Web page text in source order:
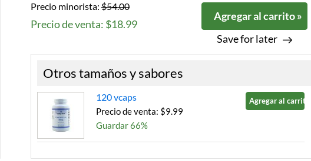
Precio minorista: $54.00
Precio de venta: $18.99
Agregar al carrito »
Save for later
Otros tamaños y sabores
120 vcaps
Precio de venta: $9.99
Guardar 66%
Agregar al carrito »